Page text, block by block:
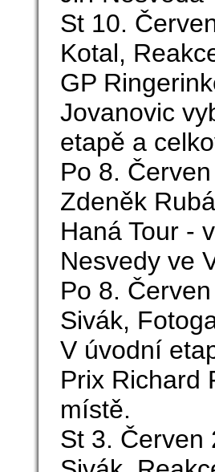
St 10.
Kotal,
GP
Jovanovic
etapě a
Po 8.
Zdeněk
Haná Tour -
Nesvedy ve
Po 8.
Sivák,
V úvodní
Prix Richard
místě.
St 3. Červen